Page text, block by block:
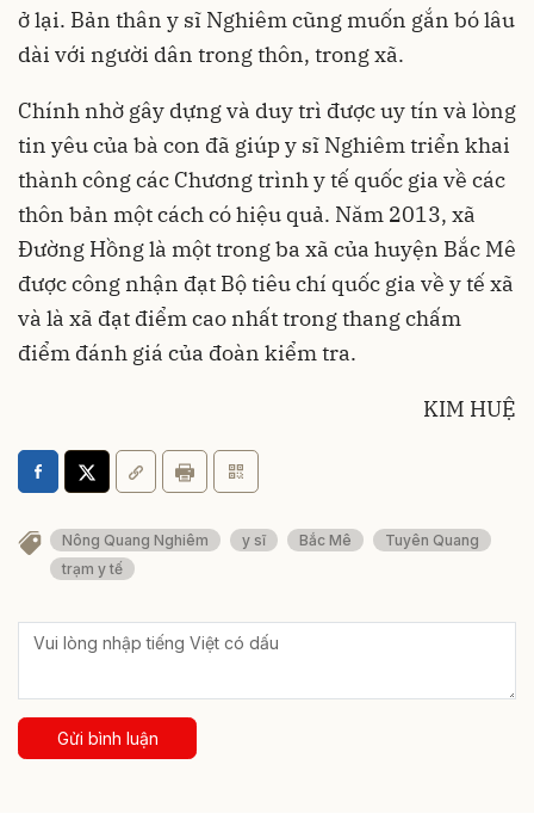
ở lại. Bản thân y sĩ Nghiêm cũng muốn gắn bó lâu
dài với người dân trong thôn, trong xã.
Chính nhờ gây dựng và duy trì được uy tín và lòng
tin yêu của bà con đã giúp y sĩ Nghiêm triển khai
thành công các Chương trình y tế quốc gia về các
thôn bản một cách có hiệu quả. Năm 2013, xã
Đường Hồng là một trong ba xã của huyện Bắc Mê
được công nhận đạt Bộ tiêu chí quốc gia về y tế xã
và là xã đạt điểm cao nhất trong thang chấm
điểm đánh giá của đoàn kiểm tra.
KIM HUỆ
Nông Quang Nghiêm y sĩ Bắc Mê
Tuyên Quang
trạm y tế
Gửi bình luận